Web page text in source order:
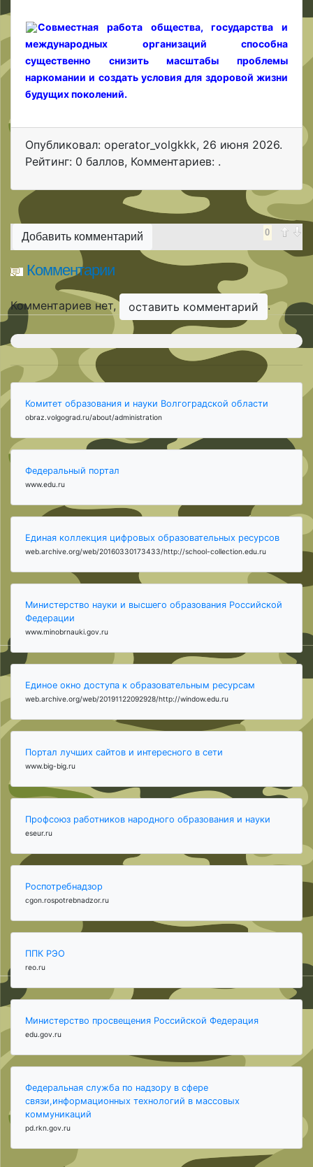
Совместная работа общества, государства и
международных организаций способна
существенно снизить масштабы проблемы
наркомании и создать условия для здоровой жизни
будущих поколений.
Опубликовал: operator_volgkkk, 26 июня 2026.
Рейтинг: 0 баллов, Комментариев: .
0
Добавить комментарий
Комментарии
Комментариев нет, оставить комментарий .
Комитет образования и науки Волгоградской области
obraz.volgograd.ru/about/administration
Федеральный портал
www.edu.ru
Единая коллекция цифровых образовательных ресурсов
web.archive.org/web/20160330173433/http://school-collection.edu.ru
Министерство науки и высшего образования Российской
Федерации
www.minobrnauki.gov.ru
Единое окно доступа к образовательным ресурсам
web.archive.org/web/20191122092928/http://window.edu.ru
Портал лучших сайтов и интересного в сети
www.big-big.ru
Профсоюз работников народного образования и науки
eseur.ru
Роспотребнадзор
cgon.rospotrebnadzor.ru
ППК РЭО
reo.ru
Министерство просвещения Российской Федерация
edu.gov.ru
Федеральная служба по надзору в сфере
связи,информационных технологий в массовых
коммуникаций
pd.rkn.gov.ru